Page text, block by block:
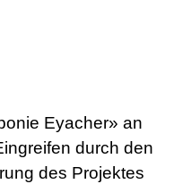
Eyacher» an
durch den
des Projektes